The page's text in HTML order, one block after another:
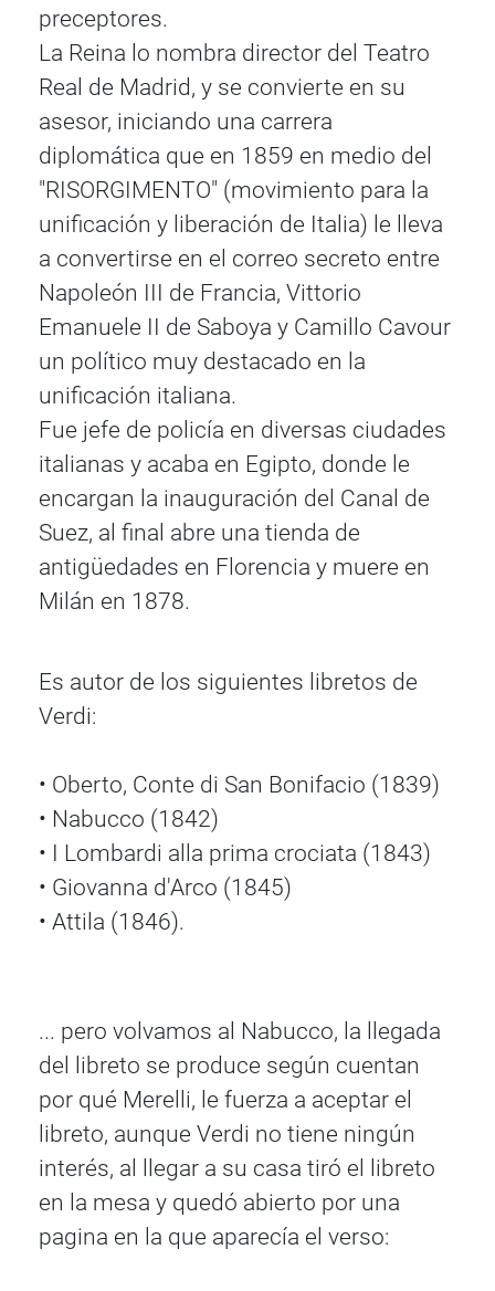
preceptores.
La Reina lo nombra director del Teatro
Real de Madrid, y se convierte en su
asesor, iniciando una carrera
diplomática que en 1859 en medio del
"RISORGIMENTO" (movimiento para la
unificación y liberación de Italia) le lleva
a convertirse en el correo secreto entre
Napoleón III de Francia, Vittorio
Emanuele II de Saboya y Camillo Cavour
un político muy destacado en la
unificación italiana.
Fue jefe de policía en diversas ciudades
italianas y acaba en Egipto, donde le
encargan la inauguración del Canal de
Suez, al final abre una tienda de
antigüedades en Florencia y muere en
Milán en 1878.
Es autor de los siguientes libretos de
Verdi:
• Oberto, Conte di San Bonifacio (1839)
• Nabucco (1842)
• I Lombardi alla prima crociata (1843)
• Giovanna d'Arco (1845)
• Attila (1846).
... pero volvamos al Nabucco, la llegada
del libreto se produce según cuentan
por qué Merelli, le fuerza a aceptar el
libreto, aunque Verdi no tiene ningún
interés, al llegar a su casa tiró el libreto
en la mesa y quedó abierto por una
pagina en la que aparecía el verso: